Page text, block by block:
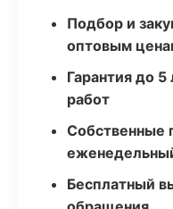
Подбор и
оптовым
Гарантия до
работ
Собственные
Бесплатный